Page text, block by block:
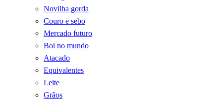
Novilha gorda
Couro e sebo
Mercado futuro
Boi no mundo
Atacado
Equivalentes
Leite
Grãos